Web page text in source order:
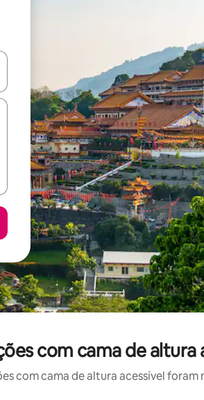
os usando as seta para cima e para baixo
com cama de
com cama de altura acessível